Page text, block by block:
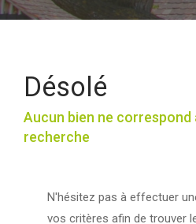
Désolé
Aucun bien ne
recherche
N'hésitez pas à effectuer
vos critères afin de trouver